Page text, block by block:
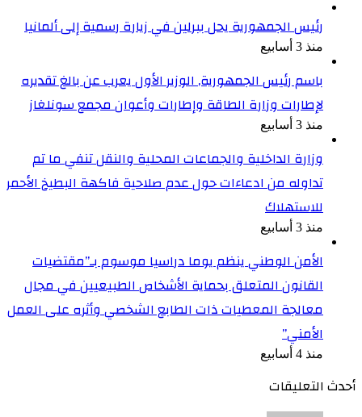
رئيس الجمهورية يحل ببرلين في زيارة رسمية إلى ألمانيا
منذ 3 أسابيع
باسم رئيس الجمهورية, الوزير الأول يعرب عن بالغ تقديره
لإطارات وزارة الطاقة وإطارات وأعوان مجمع سونلغاز
منذ 3 أسابيع
وزارة الداخلية والجماعات المحلية والنقل تنفي ما تم
تداوله من ادعاءات حول عدم صلاحية فاكهة البطيخ الأحمر
للاستهلاك
منذ 3 أسابيع
الأمن الوطني ينظم يوما دراسيا موسوم بـ”مقتضيات
القانون المتعلق بحماية الأشخاص الطبيعيين في مجال
معالجة المعطيات ذات الطابع الشخصي وأثره على العمل
الأمني”
منذ 4 أسابيع
أحدث التعليقات